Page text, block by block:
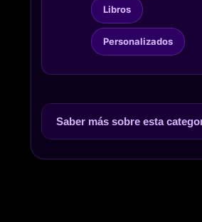
Libros
Personalizados
Saber más sobre esta